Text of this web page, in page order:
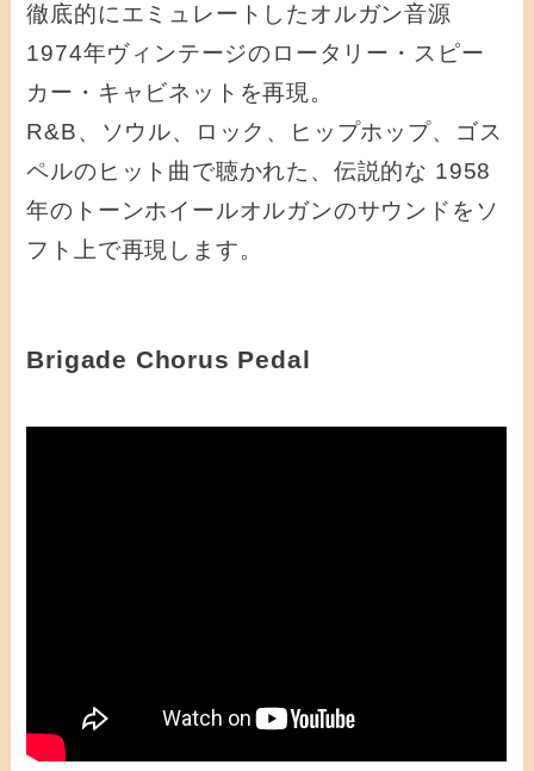
徹底的にエミュレートしたオルガン音源
1974年ヴィンテージのロータリー・スピー
カー・キャビネットを再現。
R&B、ソウル、ロック、ヒップホップ、ゴス
ペルのヒット曲で聴かれた、伝説的な 1958
年のトーンホイールオルガンのサウンドをソ
フト上で再現します。
Brigade Chorus Pedal